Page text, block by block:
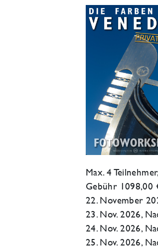
Max. 4
Gebühr 1098,00
22. November
23. Nov. 2026,
24. Nov. 2026,
25. Nov. 2026,